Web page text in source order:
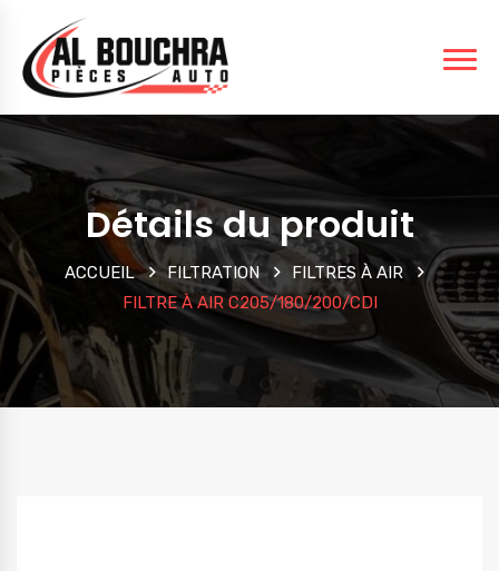
Détails du produit
ACCUEIL FILTRATION
FILTRES À AIR
FILTRE À AIR C205/180/200/CDI